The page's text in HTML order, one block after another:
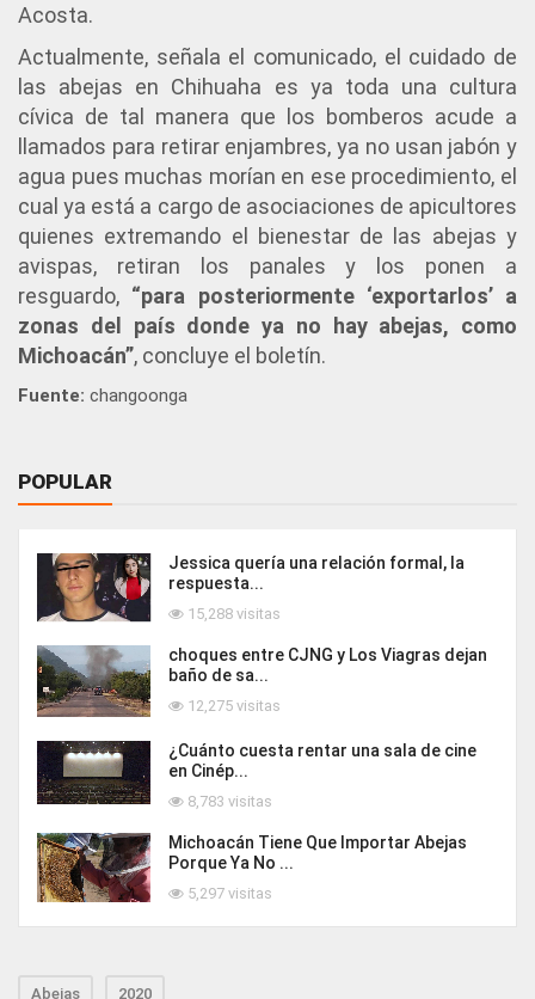
Acosta.
Actualmente, señala el comunicado, el cuidado de
las abejas en Chihuaha es ya toda una cultura
cívica de tal manera que los bomberos acude a
llamados para retirar enjambres, ya no usan jabón y
agua pues muchas morían en ese procedimiento, el
cual ya está a cargo de asociaciones de apicultores
quienes extremando el bienestar de las abejas y
avispas, retiran los panales y los ponen a
resguardo, “para posteriormente ‘exportarlos’ a
zonas del país donde ya no hay abejas, como
Michoacán”, concluye el boletín.
Fuente: changoonga
POPULAR
Jessica quería una relación formal, la
respuesta...
15,288 visitas
choques entre CJNG y Los Viagras dejan
baño de sa...
12,275 visitas
¿Cuánto cuesta rentar una sala de cine
en Cinép...
8,783 visitas
Michoacán Tiene Que Importar Abejas
Porque Ya No ...
5,297 visitas
Abejas 2020